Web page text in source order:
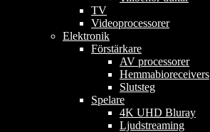
TV
Videoprocessorer
Elektronik
Förstärkare
AV processorer
Hemmabioreceivers
Slutsteg
Spelare
4K UHD Bluray
Ljudstreaming